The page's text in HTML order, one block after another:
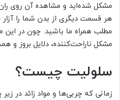
مشکل شده‌اید و مشاهده آن روی
هر قسمت دیگری از بدن شما را
مطلب همراه ما باشید. چون در این
مشکل ناراحت‌کننده، دلایل بروز
سلولیت چیست؟
زمانی که چربی‌ها و مواد زائد در